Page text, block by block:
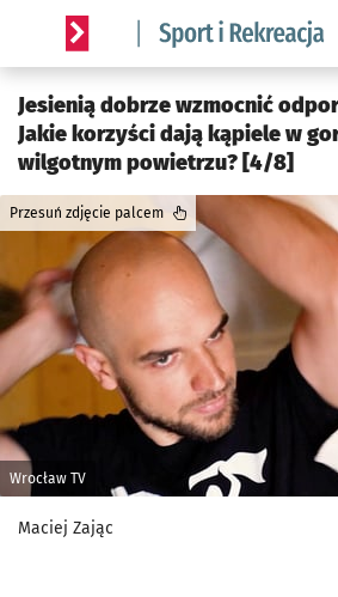
Serwis informacyjny wroclaw.pl
Jesienią dobrze wzmocnić
Jakie korzyści dają kąpiele w
wilgotnym powietrzu? [4/8]
Wrocław TV
Przesuń zdjęcie palcem
Maciej Zając